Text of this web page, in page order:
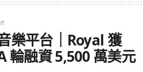
樂平台｜Royal 獲
輪融資 5,500 萬美元